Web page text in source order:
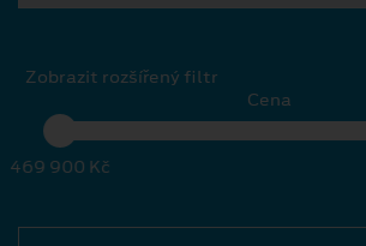
Zobrazit rozšířený filtr
Cena
469 900 Kč